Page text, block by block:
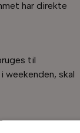
har direkte
til
skal